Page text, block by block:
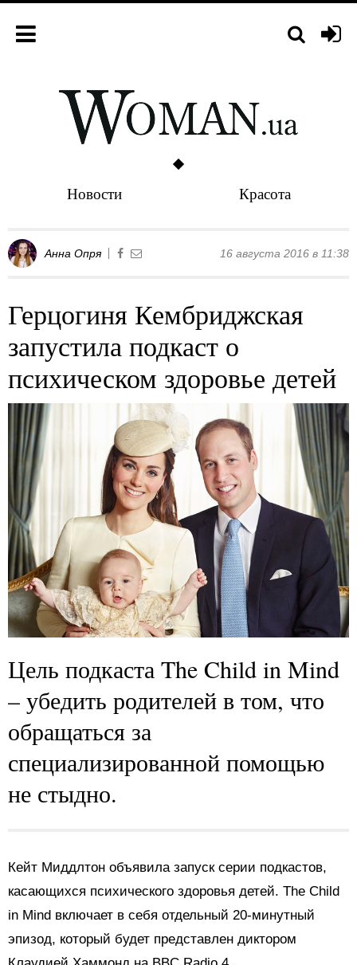
Новости Красота
Анна Опря 16 августа 2016 в 11:38
Герцогиня Кембриджская
запустила подкаст о
психическом здоровье детей
Цель подкаста The Child in Mind
– убедить родителей в том, что
обращаться за
специализированной помощью
не стыдно.
Кейт Миддлтон объявила запуск серии подкастов,
касающихся психического здоровья детей. The Child
in Mind включает в себя отдельный 20-минутный
эпизод, который будет представлен диктором